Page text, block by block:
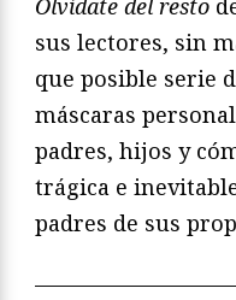
Olvídate del resto
sus lectores, sin
que posible serie
máscaras
padres, hijos y
trágica e
padres de sus